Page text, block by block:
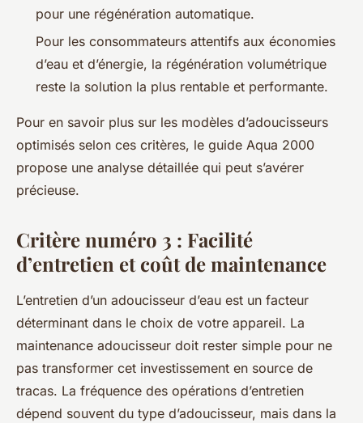
pour une régénération automatique.
Pour les consommateurs attentifs aux économies
d’eau et d’énergie, la régénération volumétrique
reste la solution la plus rentable et performante.
Pour en savoir plus sur les modèles d’adoucisseurs
optimisés selon ces critères, le guide Aqua 2000
propose une analyse détaillée qui peut s’avérer
précieuse.
Critère numéro 3 : Facilité
d’entretien et coût de maintenance
L’entretien d’un adoucisseur d’eau est un facteur
déterminant dans le choix de votre appareil. La
maintenance adoucisseur doit rester simple pour ne
pas transformer cet investissement en source de
tracas. La fréquence des opérations d’entretien
dépend souvent du type d’adoucisseur, mais dans la